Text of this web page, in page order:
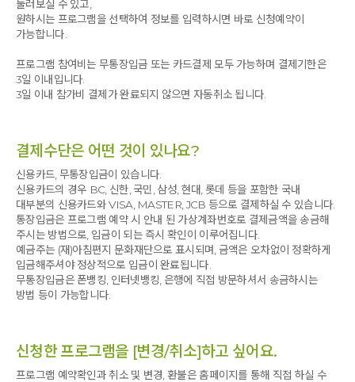
둘러보실 수 있고,
원하시는 프로그램을 선택하여 정보를 입력하시면 바로 신청예약이
가능합니다.
프로그램 참여비는 무통장입금 또는 카드결제 모두 가능하며 결제기한은
3일 이내입니다.
3일 이내 참가비 결제가 완료되지 않으면 자동취소 됩니다.
결제수단은 어떤 것이 있나요?
신용카드, 무통장입금이 있습니다.
신용카드의 경우 BC, 신한, 국민, 삼성, 현대, 롯데 등을 포함한 국내
대부분의 신용카드와 VISA, MASTER, JCB 등으로 결제하실 수 있습니다.
통장입금은 프로그램 예약 시 안내 된 가상계좌번호로 결제금액을 송금해
주시는 방법으로, 입금이 되는 즉시 확인이 이루어집니다.
예금주는 (재)아침편지 문화재단으로 표시되며, 금액은 오차없이 정확하게
입금해주셔야 정상적으로 입금이 완료됩니다.
무통장입금은 폰뱅킹, 인터넷뱅킹, 은행에 직접 방문하셔서 송금하시는
방법 등이 가능합니다.
신청한 프로그램을 [변경/취소]하고 싶어요.
프로그램 예약확인과 취소 및 변경, 환불은 홈페이지를 통해 직접 하실 수